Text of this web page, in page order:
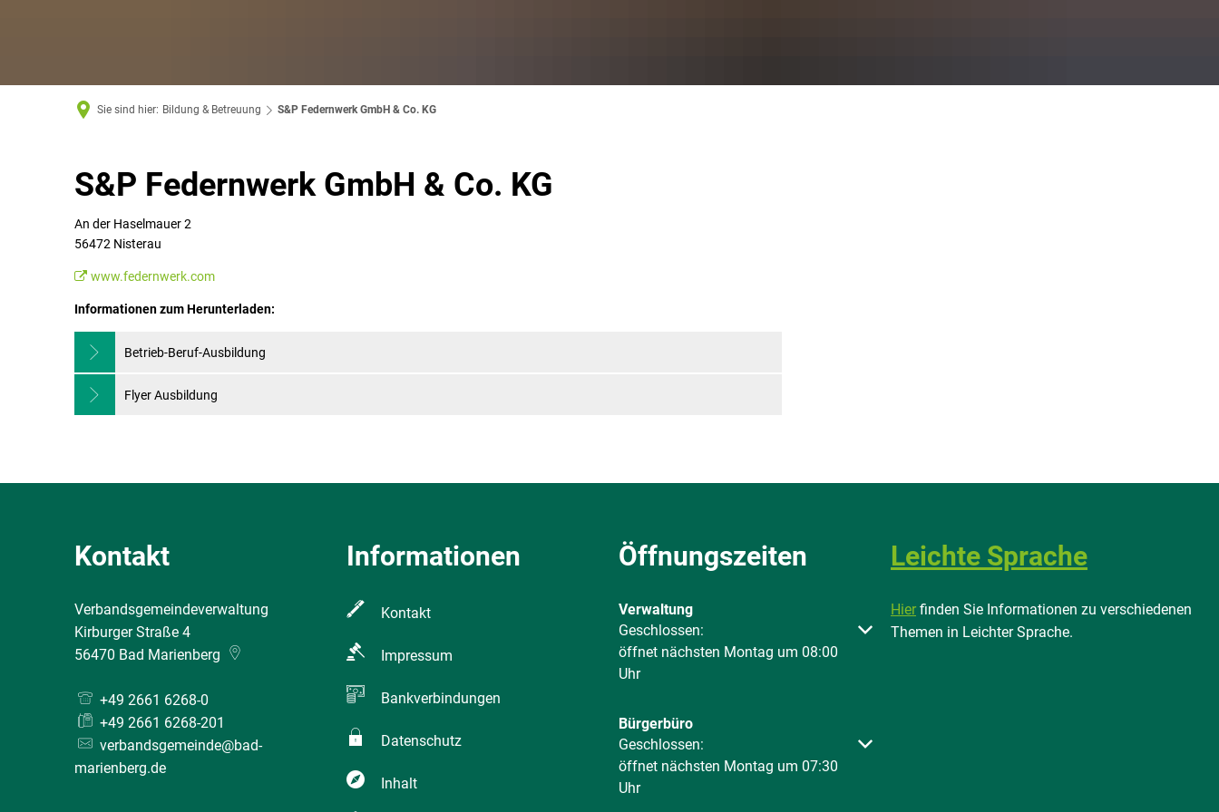
Sie sind hier: Bildung & Betreuung S&P Federnwerk GmbH & Co. KG
Federnwerk
GmbH
S&P Federnwerk GmbH & Co. KG
An der Haselmauer 2
56472 Nisterau
www.federnwerk.com
Informationen zum Herunterladen:
Betrieb-Beruf-Ausbildung
Flyer Ausbildung
Kontakt
Verbandsgemeindeverwaltung
Kirburger Straße 4
56470 Bad Marienberg
+49 2661 6268-0
+49 2661 6268-201
verbandsgemeinde@bad-
marienberg.de
Informationen
Kontakt
Impressum
Bankverbindungen
Datenschutz
Inhalt
Öffnungszeiten
Verwaltung
Klicken, um weitere Öffnungs- oder Schließzeiten auszublenden
Geschlossen:
öffnet nächsten Montag um 08:00
Uhr
Bürgerbüro
Klicken, um weitere Öffnungs- oder Schließzeiten auszublenden
Geschlossen:
öffnet nächsten Montag um 07:30
Uhr
Leichte Sprache
Hier finden Sie Informationen zu verschiedenen
Themen in Leichter Sprache.